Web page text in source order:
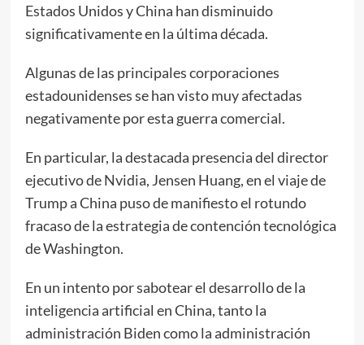
Estados Unidos y China han disminuido
significativamente en la última década.
Algunas de las principales corporaciones
estadounidenses se han visto muy afectadas
negativamente por esta guerra comercial.
En particular, la destacada presencia del director
ejecutivo de Nvidia, Jensen Huang, en el viaje de
Trump a China puso de manifiesto el rotundo
fracaso de la estrategia de contención tecnológica
de Washington.
En un intento por sabotear el desarrollo de la
inteligencia artificial en China, tanto la
administración Biden como la administración